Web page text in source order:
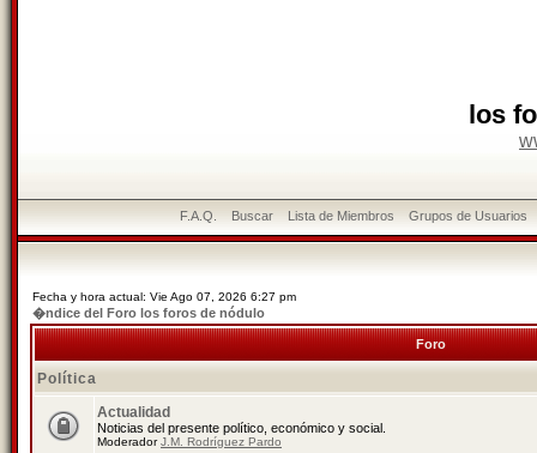
los
F.A.Q. Buscar Lista de Miembros Grupos de Usuarios
Fecha y hora actual: Vie Ago 07, 2026 6:27 pm
�ndice del Foro los foros de nódulo
Foro
Política
Actualidad
Noticias del presente político, económico y social.
ModeradorJ.M. Rodríguez Pardo